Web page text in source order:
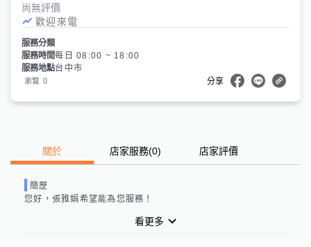
尚無評價
歡迎來電
服務分類
服務時間每日 08:00 ~ 18:00
服務地點台中市
瀏覽 0 分享
關於 店家服務(0) 店家評價
簡歷
您好， 張雅娟希望能為您服務！
看更多